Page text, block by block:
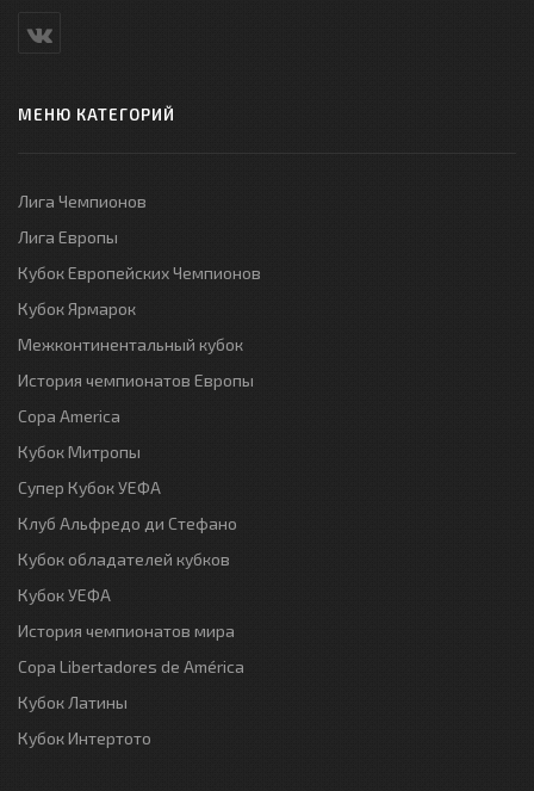
МЕНЮ КАТЕГОРИЙ
Лига Чемпионов
Лига Европы
Кубок Европейских Чемпионов
Кубок Ярмарок
Межконтинентальный кубок
История чемпионатов Европы
Copa America
Кубок Митропы
Супер Кубок УЕФА
Клуб Альфредо ди Стефано
Кубок обладателей кубков
Кубок УЕФА
История чемпионатов мира
Copa Libertadores de América
Кубок Латины
Кубок Интертото